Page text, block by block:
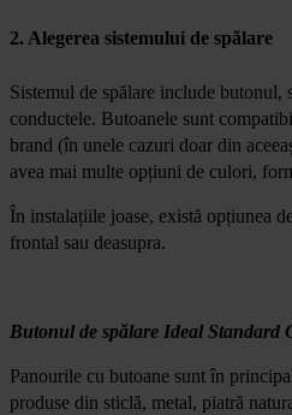
2. Alegerea sistemului de spălare
Sistemul de spălare include butonul,
conductele. Butoanele sunt
brand (în unele cazuri doar din
avea mai multe opțiuni de culori,
În instalațiile joase, există opțiunea
frontal sau deasupra.
Butonul de spălare Ideal Standard
Panourile cu butoane sunt în
produse din sticlă, metal, piatră